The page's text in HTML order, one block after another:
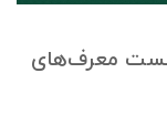
لیست معرف‌های